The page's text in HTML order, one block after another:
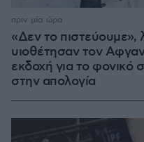
«Δεν το πιστεύουμε»,
υιοθέτησαν τον
εκδοχή για το φονικό
στην απολογία
πριν μία ώρα